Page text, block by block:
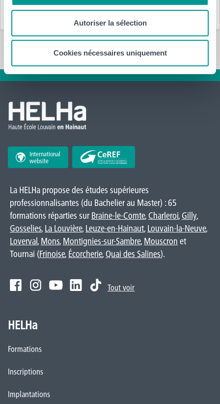
Autoriser la sélection
Cookies nécessaires uniquement
International
website
La HELHa propose des études supérieures
professionnalisantes (du Bachelier au Master) : 65
formations réparties surBraine-le-Comte, Charleroi, Gilly,
Gosselies, La Louvière, Leuze-en-Hainaut, Louvain-la-Neuve,
Loverval, Mons, Montignies-sur-Sambre, Mouscron et
Tournai (Frinoise, Écorcherie, Quai des Salines).
Tout voir
HELHa
Formations
Inscriptions
Implantations